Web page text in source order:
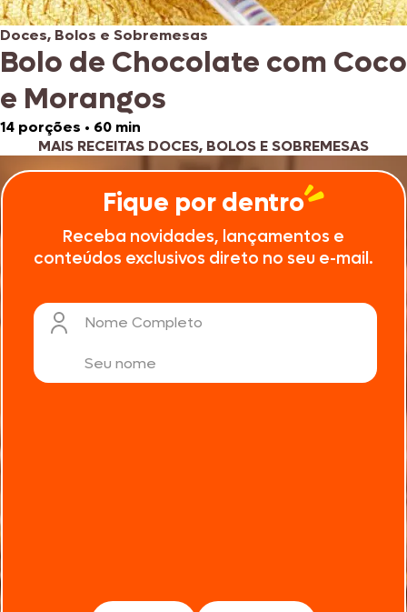
Doces, Bolos e Sobremesas
Bolo de Chocolate com Coco
e Morangos
14 porções • 60 min
MAIS RECEITAS DOCES, BOLOS E SOBREMESAS
Fique por dentro
Receba novidades, lançamentos e
conteúdos exclusivos direto no seu e-mail.
Nome Completo